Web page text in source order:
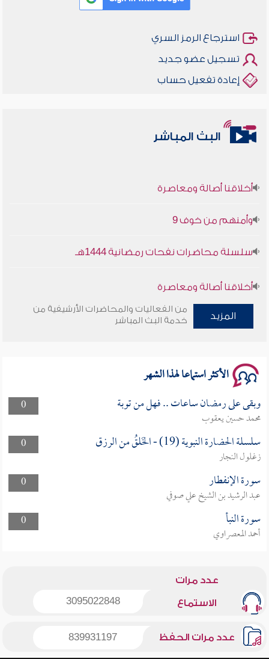
استرجاع الرمز السري
تسجيل عضو جديد
إعادة تفعيل حساب
البث المباشر
أخلاقنا أصالة ومعاصرة
وأمنهم من خوف 9
سلسلة محاضرات نفحات رمضانية 1444هـ
أخلاقنا أصالة ومعاصرة
وأمنهم من خوف 9
المزيد
من الفعاليات والمحاضرات الأرشيفية من
خدمة البث المباشر
الأكثر استماعا لهذا الشهر
0 وبقى على رمضان ساعات .. فهل من توبة
محمد حسين يعقوب
0
سلسلة الحضارة النبوية (19) - الخَلقُ من الرزق
زغلول النجار
0
سورة الإنفطار
عبد الرشيد بن الشيخ علي صوفي
0
سورة النبأ
أحمد المعصراوي
عدد مرات
الاستماع 3095022848
عدد مرات الحفظ 839931197